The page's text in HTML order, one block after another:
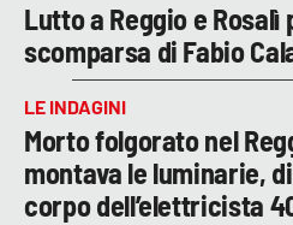
Lutto a Reggio e
scomparsa di Fabio
LE INDAGINI
Morto folgorato nel
montava le luminarie,
corpo dell’elettricista